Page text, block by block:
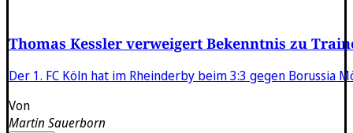
Thomas Kessler verweigert Bekenntnis zu
Der 1. FC Köln hat im Rheinderby beim 3:3 gegen
Von
Martin Sauerborn